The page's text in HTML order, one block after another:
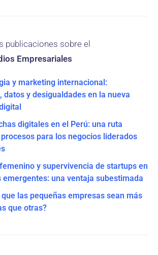
publicaciones sobre el
Empresariales
y marketing internacional:
datos y desigualdades en la nueva
digitales en el Perú: una ruta
para los negocios liderados
y supervivencia de startups en
emergentes: una ventaja subestimada
que las pequeñas empresas sean más
que otras?